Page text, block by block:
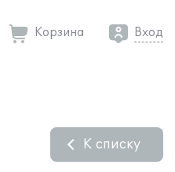
Корзина Вход
К списку